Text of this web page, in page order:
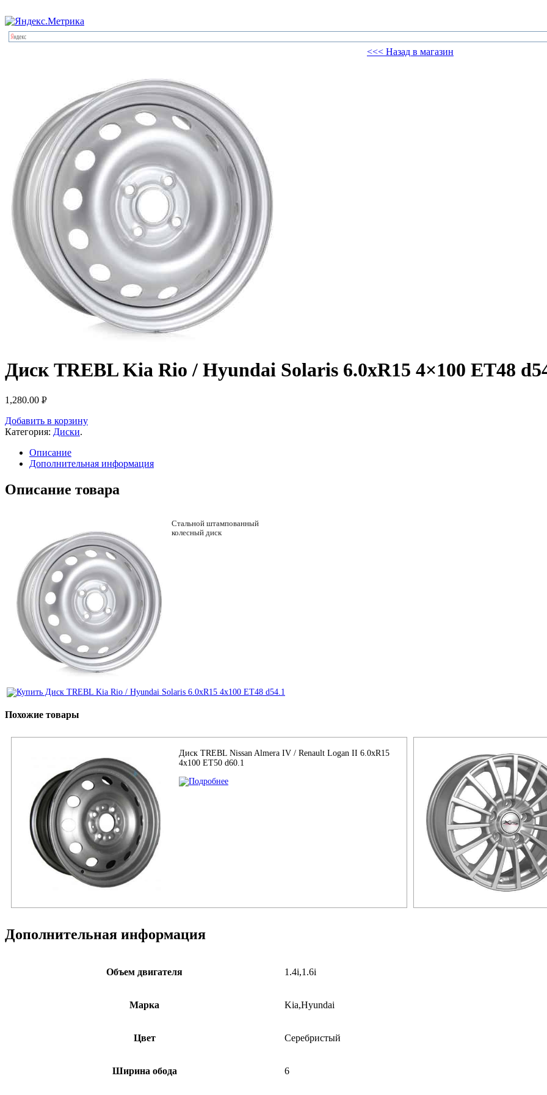
<<< Назад в магазин
Диск TREBL Kia Rio / Hyundai Solaris 6.0xR15 4×100 ET48
1,280.00 Р
Добавить в корзину
Категория: Диски.
Описание
Дополнительная информация
Описание товара
Стальной штампованный
колесный диск
Похожие товары
Диск TREBL Nissan Almera IV / Renault Logan II 6.0xR15
4x100 ET50 d60.1
Дополнительная информация
Объем двигателя 1.4i,1.6i
Марка Kia,Hyundai
Цвет Серебристый
Ширина обода 6